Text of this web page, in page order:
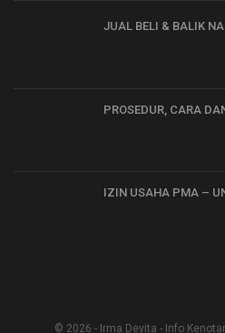
JUAL BELI & BALIK
PROSEDUR, CARA
IZIN USAHA PMA –
© 2026 - Irma Devita - Info